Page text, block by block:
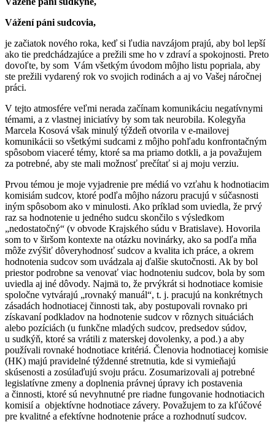
Vážení páni sudcovia,
je začiatok nového roka, keď si ľudia navzájom prajú, aby bol lepší
ako tie predchádzajúce a prežili sme ho v zdraví a spokojnosti. Preto
dovoľte, by som Vám všetkým úvodom môjho listu popriala, aby
ste prežili vydarený rok vo svojich rodinách a aj vo Vašej náročnej
práci.
V tejto atmosfére veľmi nerada začínam komunikáciu negatívnymi
témami, a z vlastnej iniciatívy by som tak neurobila. Kolegyňa
Marcela Kosová však minulý týždeň otvorila v e-mailovej
komunikácii so všetkými sudcami z môjho pohľadu konfrontačným
spôsobom viaceré témy, ktoré sa ma priamo dotkli, a ja považujem
za potrebné, aby ste mali možnosť prečítať si aj moju verziu.
Prvou témou je moje vyjadrenie pre médiá vo vzťahu k hodnotiacim
komisiám sudcov, ktoré podľa môjho názoru pracujú v súčasnosti
iným spôsobom ako v minulosti. Ako príklad som uviedla, že prvý
raz sa hodnotenie u jedného sudcu skončilo s výsledkom
„nedostatočný“ (v obvode Krajského súdu v Bratislave). Hovorila
som to v širšom kontexte na otázku novinárky, ako sa podľa mňa
môže zvýšiť dôveryhodnosť sudcov a kvalita ich práce, a okrem
hodnotenia sudcov som uvádzala aj ďalšie skutočnosti. Ak by bol
priestor podrobne sa venovať viac hodnoteniu sudcov, bola by som
uviedla aj iné dôvody. Najmä to, že prvýkrát si hodnotiace komisie
spoločne vytvárajú „rovnaký manuál“, t. j. pracujú na konkrétnych
zásadách hodnotiacej činnosti tak, aby postupovali rovnako pri
získavaní podkladov na hodnotenie sudcov v rôznych situáciách
alebo pozíciách (u funkčne mladých sudcov, predsedov súdov,
u sudkýň, ktoré sa vrátili z materskej dovolenky, a pod.) a aby
používali rovnaké hodnotiace kritériá. Členovia hodnotiacej komisie
(HK) majú pravidelné týždenné stretnutia, kde si vymieňajú
skúsenosti a zosúlaďujú svoju prácu. Zosumarizovali aj potrebné
legislatívne zmeny a doplnenia právnej úpravy ich postavenia
a činnosti, ktoré sú nevyhnutné pre riadne fungovanie hodnotiacich
komisií a objektívne hodnotiace závery. Považujem to za kľúčové
pre kvalitné a efektívne hodnotenie práce a rozhodnutí sudcov.